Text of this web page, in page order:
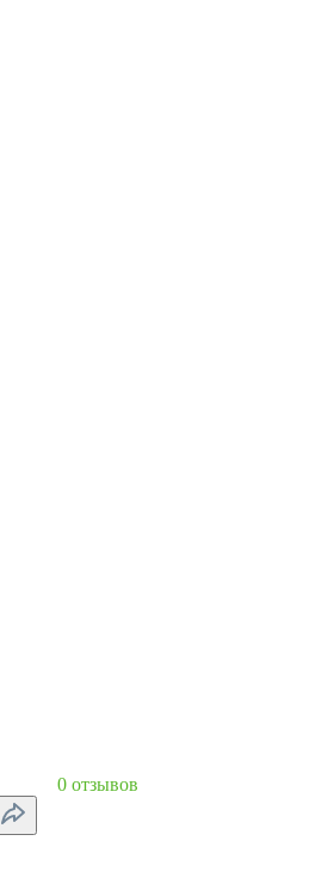
0 отзывов